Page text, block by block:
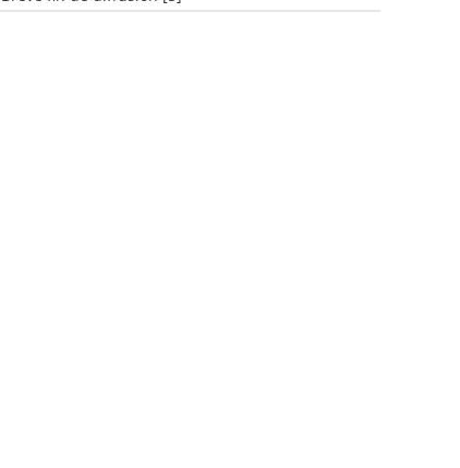
Brève fin de diffusion[5]